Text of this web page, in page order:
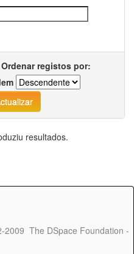
Ordenar registos por:
resultados.
2009 The DSpace Foundation -